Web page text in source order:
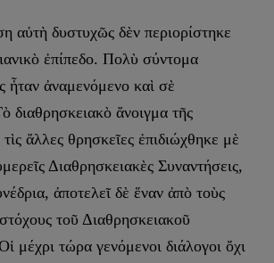
αὐτὴ δυστυχῶς δὲν περιορίστηκε
ἐπίπεδο. Πολὺ σύντομα
ἦταν ἀναμενόμενο καὶ σὲ
διαθρησκειακὸ ἄνοιγμα τῆς
ἄλλες θρησκεῖες ἐπιδιώχθηκε μὲ
Διαθρησκειακὲς Συναντήσεις,
ἀποτελεῖ δὲ ἕναν ἀπὸ τοὺς
τοῦ Διαθρησκειακοῦ
μέχρι τώρα γενόμενοι διάλογοι ὄχι